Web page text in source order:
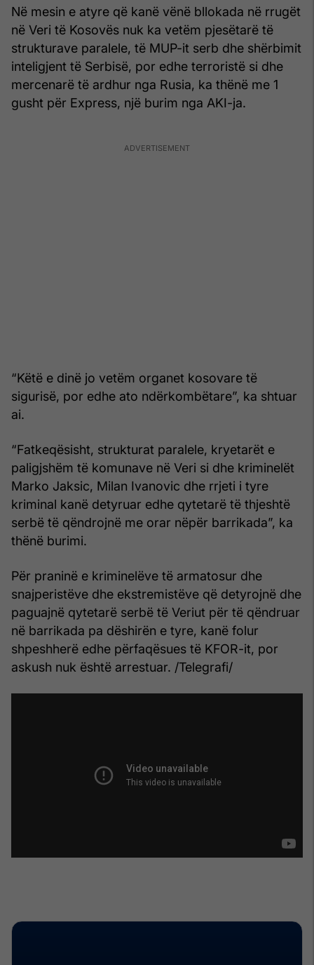
Në mesin e atyre që kanë vënë bllokada në rrugët
në Veri të Kosovës nuk ka vetëm pjesëtarë të
strukturave paralele, të MUP-it serb dhe shërbimit
inteligjent të Serbisë, por edhe terroristë si dhe
mercenarë të ardhur nga Rusia, ka thënë me 1
gusht për Express, një burim nga AKI-ja.
“Këtë e dinë jo vetëm organet kosovare të
sigurisë, por edhe ato ndërkombëtare”, ka shtuar
ai.
“Fatkeqësisht, strukturat paralele, kryetarët e
paligjshëm të komunave në Veri si dhe kriminelët
Marko Jaksic, Milan Ivanovic dhe rrjeti i tyre
kriminal kanë detyruar edhe qytetarë të thjeshtë
serbë të qëndrojnë me orar nëpër barrikada”, ka
thënë burimi.
Për praninë e kriminelëve të armatosur dhe
snajperistëve dhe ekstremistëve që detyrojnë dhe
paguajnë qytetarë serbë të Veriut për të qëndruar
në barrikada pa dëshirën e tyre, kanë folur
shpeshherë edhe përfaqësues të KFOR-it, por
askush nuk është arrestuar. /Telegrafi/